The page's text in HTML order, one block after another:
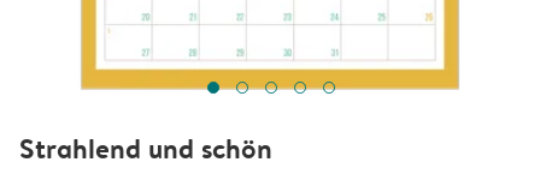
Strahlend und schön